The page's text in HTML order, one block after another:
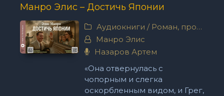
Манро Элис – Достичь Японии
Аудиокниги / Роман, проза
Манро Элис
Назаров Артем
«Она отвернулась с
чопорным и слегка
оскорбленным видом, и Грег,